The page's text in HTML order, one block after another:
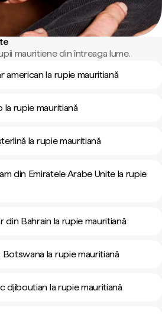
mauritiene din întreaga lume.
american la rupie mauritiană
la rupie mauritiană
la rupie mauritiană
din Emiratele Arabe Unite la rupie
din Bahrain la rupie mauritiană
la rupie mauritiană
djiboutian la rupie mauritiană